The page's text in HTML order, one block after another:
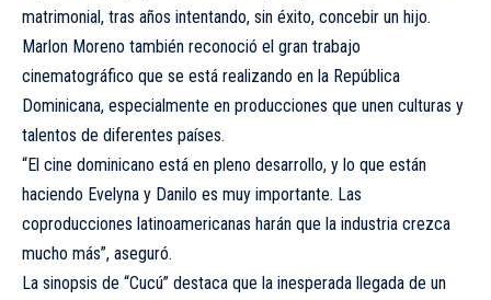
matrimonial, tras años intentando, sin éxito, concebir un hijo.
Marlon Moreno también reconoció el gran trabajo
cinematográfico que se está realizando en la República
Dominicana, especialmente en producciones que unen culturas y
talentos de diferentes países.
“El cine dominicano está en pleno desarrollo, y lo que están
haciendo Evelyna y Danilo es muy importante. Las
coproducciones latinoamericanas harán que la industria crezca
mucho más”, aseguró.
La sinopsis de “Cucú” destaca que la inesperada llegada de un